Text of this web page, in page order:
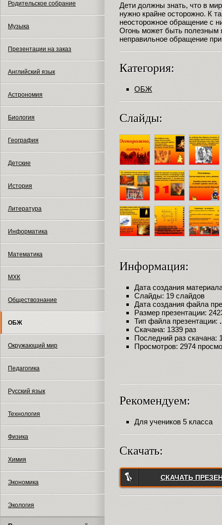
Родительское собрание
Музыка
Презентации на заказ
Английский язык
Астрономия
Биология
География
Детские
История
Литература
Информатика
Математика
МХК
Обществознание
ОБЖ
Окружающий мир
Педагогика
Русский язык
Технология
Физика
Химия
Экономика
Экология
Дети должны знать, что в
нужно крайне осторожно. К
неосторожное обращение с
Огонь может быть полезным
неправильное обращение
Категория:
ОБЖ
Слайды:
Информация:
Дата создания
Слайды: 19 слайдов
Дата создания файла
Размер презентации:
Тип файла презентации:
Скачана: 1339 раз
Последний раз скачана:
Просмотров: 2974
Рекомендуем:
Для учеников 5 класса
Скачать:
СКАЧАТЬ